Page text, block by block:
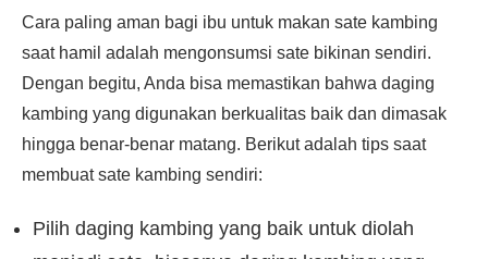
Cara paling aman bagi ibu untuk makan sate kambing
saat hamil adalah mengonsumsi sate bikinan sendiri.
Dengan begitu, Anda bisa memastikan bahwa daging
kambing yang digunakan berkualitas baik dan dimasak
hingga benar-benar matang. Berikut adalah tips saat
membuat sate kambing sendiri:
Pilih daging kambing yang baik untuk diolah